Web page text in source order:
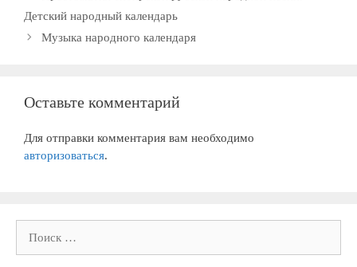
Детский народный календарь
Музыка народного календаря
Оставьте комментарий
Для отправки комментария вам необходимо
авторизоваться.